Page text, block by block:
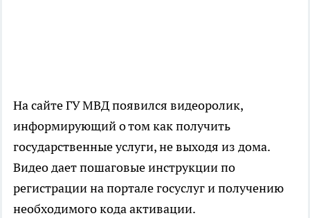
На сайте ГУ МВД появился видеоролик,
информирующий о том как получить
государственные услуги, не выходя из дома.
Видео дает пошаговые инструкции по
регистрации на портале госуслуг и получению
необходимого кода активации.